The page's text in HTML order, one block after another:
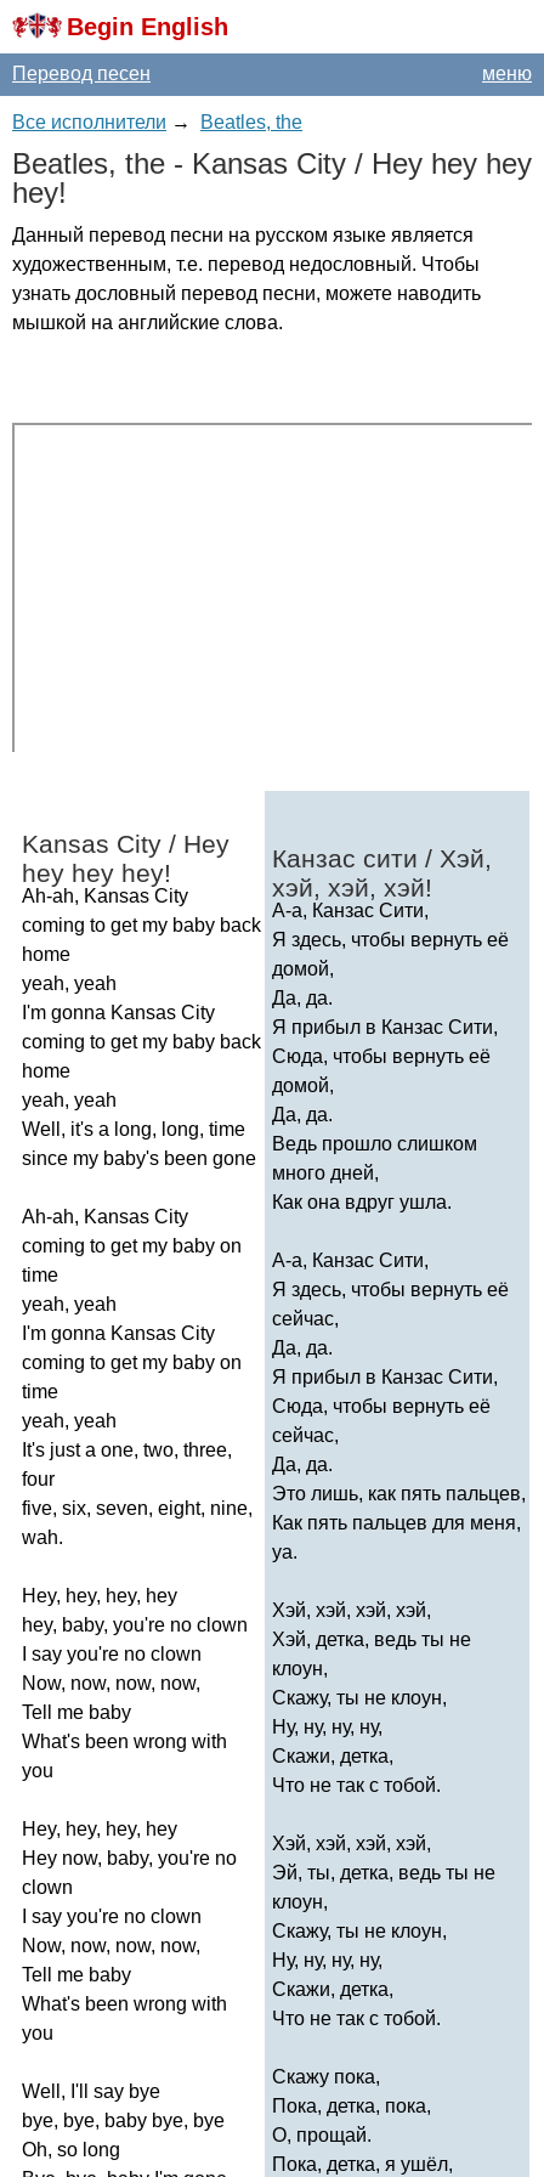
Begin English
меню
Перевод песен
Все исполнители → Beatles, the
Beatles, the - Kansas City / Hey hey hey
hey!
Данный перевод песни на русском языке является
художественным, т.е. перевод недословный. Чтобы
узнать дословный перевод песни, можете наводить
мышкой на английские слова.
Kansas City / Hey
hey hey hey!
Ah-ah, Kansas City
coming to get my baby back
home
yeah, yeah
I'm gonna Kansas City
coming to get my baby back
home
yeah, yeah
Well , it's a long, long, time
since my baby's been gone
Ah-ah, Kansas City
coming to get my baby on
time
yeah, yeah
I'm gonna Kansas City
coming to get my baby on
time
yeah, yeah
It's just a one, two, three,
four
five, six, seven, eight, nine,
wah.
Hey, hey, hey, hey
hey, baby, you're no clown
say you're no clown
Now, now, now, now,
Tell
me baby
What's been wrong with
you
Hey, hey, hey, hey
Hey now, baby, you're no
clown
say you're no clown
Now, now, now, now,
Tell
me baby
What's been wrong with
you
Well , I'll say bye
bye, bye, baby bye, bye
Oh, so long
Канзас сити / Хэй,
хэй, хэй, хэй!
А-а, Канзас Сити,
Я здесь, чтобы вернуть её
домой,
Да, да.
Я прибыл в Канзас Сити,
Сюда, чтобы вернуть её
домой,
Да, да.
Ведь прошло слишком
много дней,
Как она вдруг ушла.
А-а, Канзас Сити,
Я здесь, чтобы вернуть её
сейчас,
Да, да.
Я прибыл в Канзас Сити,
Сюда, чтобы вернуть её
сейчас,
Да, да.
Это лишь, как пять пальцев,
Как пять пальцев для меня,
уа.
Хэй, хэй, хэй, хэй,
Хэй, детка, ведь ты не
клоун,
Скажу, ты не клоун,
Ну, ну, ну, ну,
Скажи, детка,
Что не так с тобой.
Хэй, хэй, хэй, хэй,
Эй, ты, детка, ведь ты не
клоун,
Скажу, ты не клоун,
Ну, ну, ну, ну,
Скажи, детка,
Что не так с тобой.
Скажу пока,
Пока, детка, пока,
О, прощай.
Пока, детка, я ушёл,